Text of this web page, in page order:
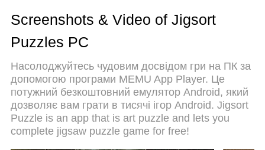
повний екран свого додатка за допомогою
клавіатури та миші. MEmu пропонує вам усі
дивовижні функції, які ви очікували: швидка
зрозумілі елементи керування, більше обмежень
від акумулятора, мобільних даних та тривожних
дзвінків. Новий MEmu 9 - найкращий вибір
використання Jigsort Puzzles на вашому
комп’ютері. За допомогою нашого поглинання
менеджер із кількома примірниками одночасно
Screenshots & Video of Jigsort
Puzzles PC
Насолоджуйтесь чудовим досвідом гри на ПК за
допомогою програми MEMU App Player. Це
потужний безкоштовний емулятор Android, який
дозволяє вам грати в тисячі ігор Android. Jigsort
Puzzle is an app that is art puzzle and lets you
complete jigsaw puzzle game for free!